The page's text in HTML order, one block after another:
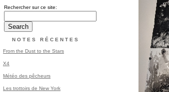
Rechercher sur ce site:
NOTES RÉCENTES
From the Dust to the Stars
X4
Météo des pêcheurs
Les trottoirs de New York